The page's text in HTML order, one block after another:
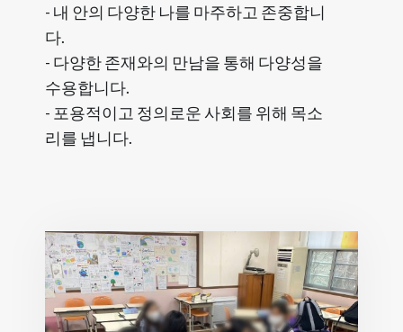
- 내 안의 다양한 나를 마주하고 존중합니
다.
- 다양한 존재와의 만남을 통해 다양성을
수용합니다.
- 포용적이고 정의로운 사회를 위해 목소
리를 냅니다.